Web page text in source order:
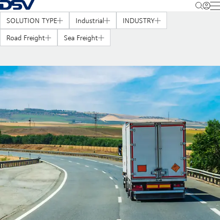
Takaisin kotisivulle
SOLUTION TYPE Industrial
INDUSTRY
Road Freight
Sea Freight